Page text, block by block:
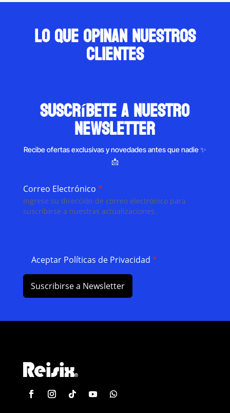
Lo que opinan nuestros
clientes
suscríbete a nuestro
newsletter
Recibe ofertas exclusivas y novedades antes que nadie ✨
📩
Correo Electrónico *
Ingrese su dirección de correo electrónico para
suscribirse a nuestras actualizaciones.
Aceptar Políticas de Privacidad *
Suscribirse a Newsletter